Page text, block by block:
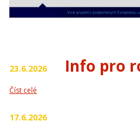
23.6.2026 Info pro
Číst celé
17.6.2026